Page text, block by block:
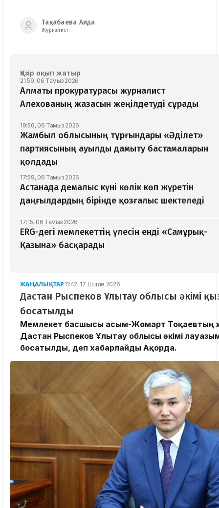
Тақабаева Аида
Журналист
Қазір оқып жатыр
21:59, 06 Тамыз 2026
Алматы прокуратурасы журналист
Алехованың жазасын жеңілдетуді сұрады
19:56, 06 Тамыз 2026
Жамбыл облысының тұрғындары «Әділет»
партиясының ауылды дамыту бастамаларын
қолдады
17:59, 06 Тамыз 2026
Астанада демалыс күні көлік көп жүретін
даңғылдардың бірінде қозғалыс шектеледі
17:15, 06 Тамыз 2026
ERG-дегі мемлекеттің үлесін енді «Самұрық-
Қазына» басқарады
ЖАҢАЛЫҚТАР 11:42, 17 Шілде 2026
Дастан Рыспеков Ұлытау облысы әкімі
босатылды
Мемлекет басшысы Қасым-Жомарт Тоқаевтың
Дастан Рыспеков Ұлытау облысы әкімі
босатылды, деп хабарлайды Ақорда.